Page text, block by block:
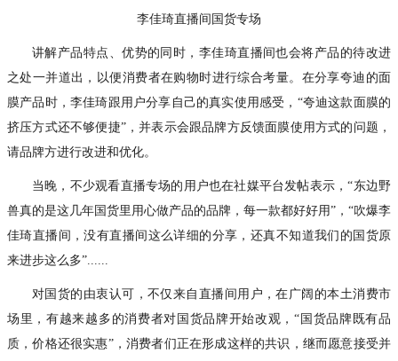
李佳琦直播间国货专场
讲解产品特点、优势的同时，李佳琦直播间也会将产品的待改进
之处一并道出，以便消费者在购物时进行综合考量。在分享夸迪的面
膜产品时，李佳琦跟用户分享自己的真实使用感受，“夸迪这款面膜的
挤压方式还不够便捷”，并表示会跟品牌方反馈面膜使用方式的问题，
请品牌方进行改进和优化。
当晚，不少观看直播专场的用户也在社媒平台发帖表示，“东边野
兽真的是这几年国货里用心做产品的品牌，每一款都好好用”，“吹爆李
佳琦直播间，没有直播间这么详细的分享，还真不知道我们的国货原
来进步这么多”......
对国货的由衷认可，不仅来自直播间用户，在广阔的本土消费市
场里，有越来越多的消费者对国货品牌开始改观，“国货品牌既有品
质，价格还很实惠”，消费者们正在形成这样的共识，继而愿意接受并